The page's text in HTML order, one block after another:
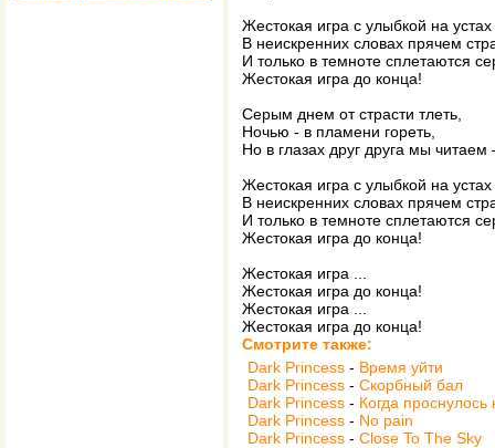
Жестокая игра с улыбкой на устах
В неискренних словах прячем
И только в темноте сплетаются
Жестокая игра до конца!
Серым днем от страсти тлеть,
Ночью - в пламени гореть,
Но в глазах друг друга мы читаем
Жестокая игра с улыбкой на устах
В неискренних словах прячем
И только в темноте сплетаются
Жестокая игра до конца!
Жестокая игра ...
Жестокая игра до конца!
Жестокая игра ...
Жестокая игра до конца!
Смотрите также:
Dark Princess - Время уйти
Dark Princess - Скорбный бал
Dark Princess - Когда проснулось
Dark Princess - No pain
Dark Princess - Close To The Sky